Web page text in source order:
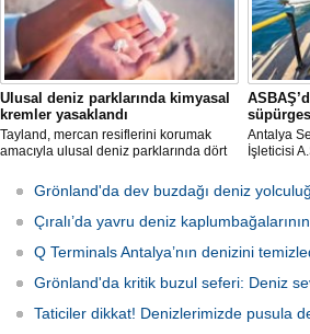
Ulusal deniz parklarında kimyasal
kremler yasaklandı
Tayland, mercan resiflerini korumak
amacıyla ulusal deniz parklarında dört
kremlerinin kullanımını resmen
yasakladı.
Antalya
İşleticisi
ve liman
olarak
Grönland'da dev buzdağı deniz
Çıralı’da yavru deniz
Q Terminals Antalya’nın denizini
Grönland'da kritik buzul seferi: Deniz
Taticiler dikkat! Denizlerimizde pusula